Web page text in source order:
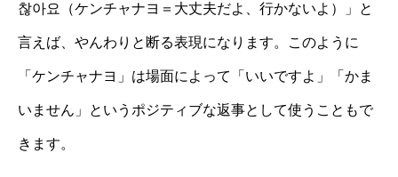
찮아요（ケンチャナヨ＝大丈夫だよ、行かないよ）」と
言えば、やんわりと断る表現になります。このように
「ケンチャナヨ」は場面によって「いいですよ」「かま
いません」というポジティブな返事として使うこともで
きます。